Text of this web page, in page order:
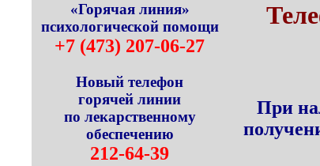
«Горячая линия»
психологической помощи
+7 (473) 207-06-27
Новый телефон
горячей линии
по лекарственному
обеспечению
212-64-39
При